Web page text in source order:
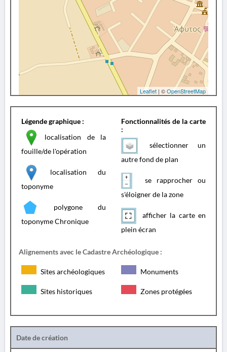
Leaflet | ©OpenStreetMap
Légende graphique :
localisation de la
fouille/de l'opération
localisation du
toponyme
polygone du
toponyme Chronique
Fonctionnalités de la carte
:
sélectionner un
autre fond de plan
se rapprocher ou
s'éloigner de la zone
afficher la carte en
plein écran
Alignements avec le Cadastre Archéologique :
Sites archéologiques Monuments
Sites historiques Zones protégées
Date de création